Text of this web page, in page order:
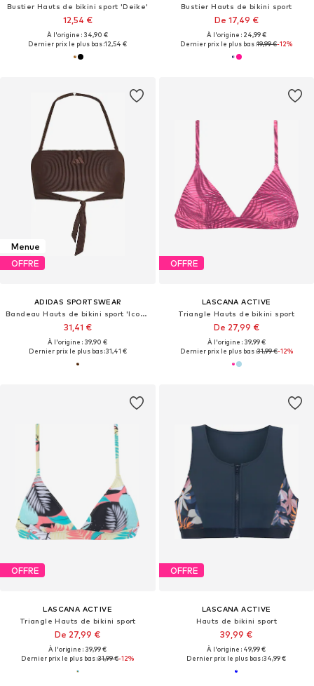
Bustier Hauts de bikini sport 'Deike'
12,54 €
À l'origine : 34,90 €
Dernier prix le plus bas :12,54 €
Bustier Hauts de bikini sport
De 17,49 €
À l'origine : 24,99 €
Dernier prix le plus bas :19,99 €-12%
Menue
OFFRE
ADIDAS SPORTSWEAR
Bandeau Hauts de bikini sport 'Iconisea'
31,41 €
À l'origine : 39,90 €
Dernier prix le plus bas :31,41 €
OFFRE
LASCANA ACTIVE
Triangle Hauts de bikini sport
De 27,99 €
À l'origine : 39,99 €
Dernier prix le plus bas :31,99 €-12%
OFFRE
LASCANA ACTIVE
Triangle Hauts de bikini sport
De 27,99 €
À l'origine : 39,99 €
Dernier prix le plus bas :31,99 €-12%
OFFRE
LASCANA ACTIVE
Hauts de bikini sport
39,99 €
À l'origine : 49,99 €
Dernier prix le plus bas :34,99 €